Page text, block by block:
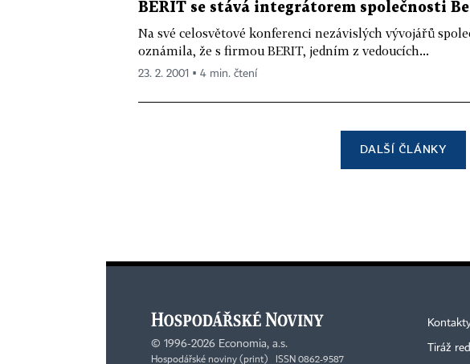
BERIT se stává integrátorem společnosti
Na své celosvětové konferenci nezávislých vývojářů
oznámila, že s firmou BERIT, jedním z vedoucích...
23. 2. 2001 ▪ 4 min. čtení
DALŠÍ ČLÁNKY
© 1996-2026 Economia, a.s.
Hospodářské noviny (print) ISSN 0862-9587
Tiráž